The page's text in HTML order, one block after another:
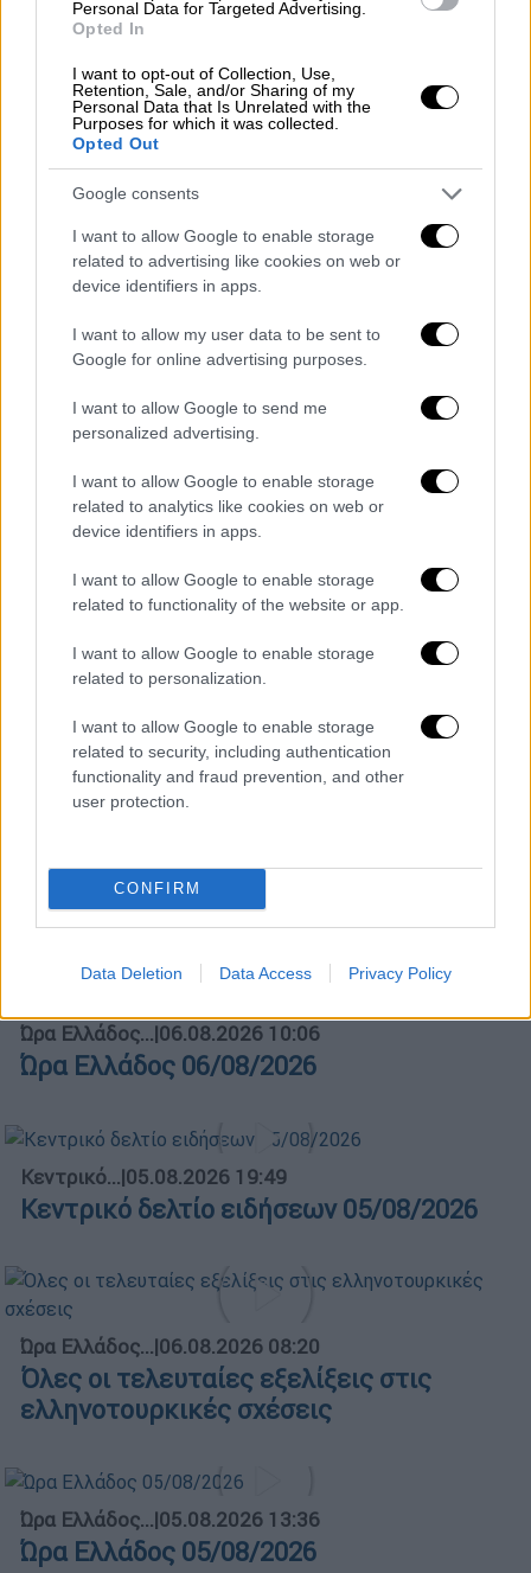
Personal Data for Targeted Advertising.
Opted In
I want to opt-out of Collection, Use,
Retention, Sale, and/or Sharing of my
Personal Data that Is Unrelated with the
Purposes for which it was collected.
Opted Out
Google consents
I want to allow Google to enable storage
related to advertising like cookies on web or
device identifiers in apps.
I want to allow my user data to be sent to
Google for online advertising purposes.
I want to allow Google to send me
personalized advertising.
I want to allow Google to enable storage
related to analytics like cookies on web or
device identifiers in apps.
I want to allow Google to enable storage
related to functionality of the website or app.
I want to allow Google to enable storage
related to personalization.
I want to allow Google to enable storage
related to security, including authentication
functionality and fraud prevention, and other
user protection.
CONFIRM
Data Deletion Data Access Privacy Policy
Κόσμος|15.01.2019 19:05
Γονείς έσπασαν 28 κόκκαλα στο μόλις 4
μηνών μωρό τους
«Πρέπει να προκάλεσαν τεράστιο πόνο στο
βρέφος», ανέφερε η δικαστής που
χειρίστηκε την υπόθεση
ΑΛΛΑ #TAGS
ειδήσεις τώρα
ζώα
ΗΠΑ
κακοποίηση
αγνοούμενοι
λείψανα
σορός
Ώρα Ελλάδος...|06.08.2026 10:06
Ώρα Ελλάδος 06/08/2026
Κεντρικό...|05.08.2026 19:49
Κεντρικό δελτίο ειδήσεων 05/08/2026
Ώρα Ελλάδος...|06.08.2026 08:20
Όλες οι τελευταίες εξελίξεις στις
ελληνοτουρκικές σχέσεις
Ώρα Ελλάδος...|05.08.2026 13:36
Ώρα Ελλάδος 05/08/2026